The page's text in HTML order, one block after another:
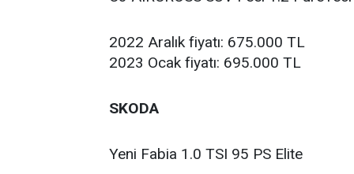
2022 Aralık fiyatı: 675.000 TL
2023 Ocak fiyatı: 695.000 TL
SKODA
Yeni Fabia 1.0 TSI 95 PS Elite